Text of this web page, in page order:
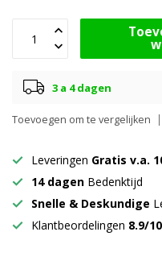
3 a 4 dagen
Toevoegen om te vergelijken
Leveringen Gratis v.a.
14 dagen Bedenktijd
Snelle & Deskundige
Klantbeordelingen 8.9/10